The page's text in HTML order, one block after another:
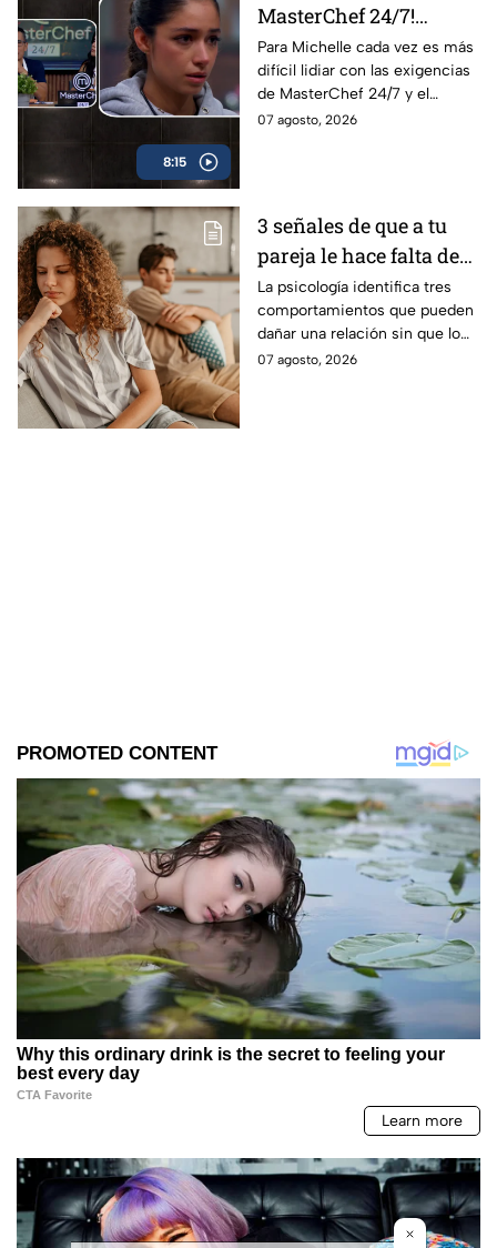
8:15
MasterChef 24/7!
Michelle se quiebra por
su mal desempeño y
Carmen explota por el
delantal negro
Para Michelle cada vez es más
difícil lidiar con las exigencias
de MasterChef 24/7 y el
regaño por un “platillo
07 agosto, 2026
3 señales de que a tu
pareja le hace falta de
responsabilidad
afectiva y no te das
cuenta, según la
psicología
La psicología identifica tres
comportamientos que pueden
dañar una relación sin que lo
notes
07 agosto, 2026